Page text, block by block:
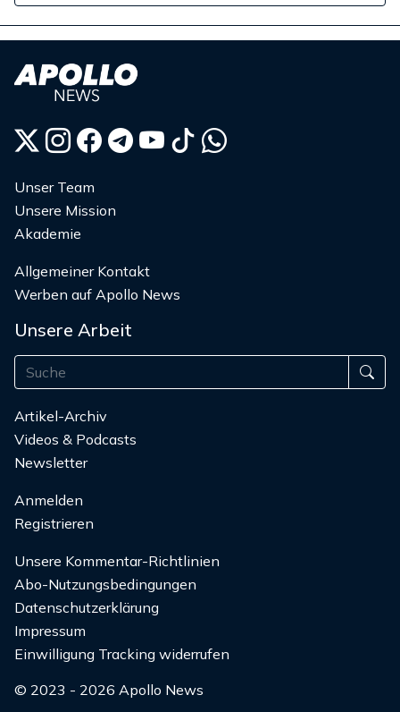
Unser Team
Unsere Mission
Akademie
Allgemeiner Kontakt
Werben auf Apollo News
Unsere Arbeit
Artikel-Archiv
Videos & Podcasts
Newsletter
Anmelden
Registrieren
Unsere Kommentar-Richtlinien
Abo-Nutzungsbedingungen
Datenschutzerklärung
Impressum
Einwilligung Tracking widerrufen
© 2023 - 2026 Apollo News